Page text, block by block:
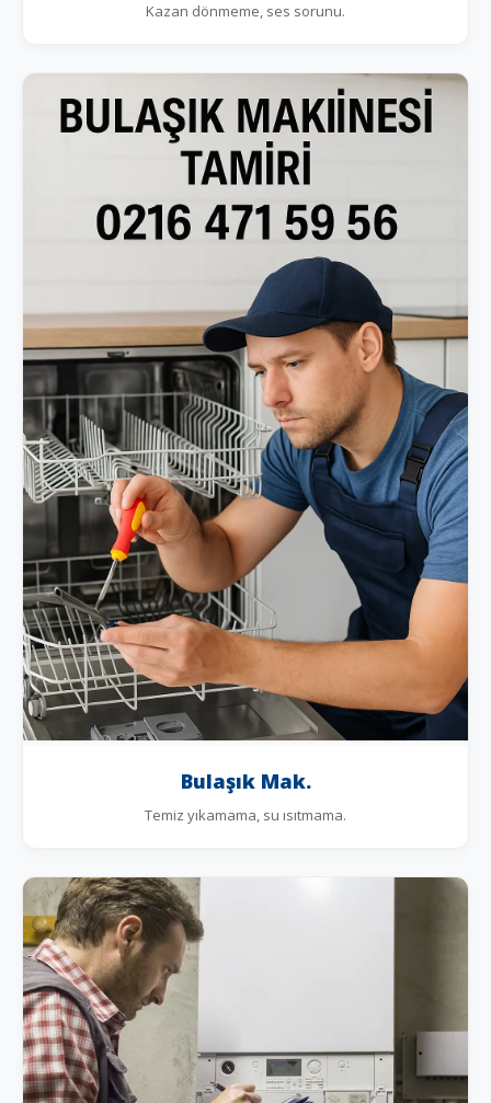
Kazan dönmeme, ses sorunu.
Bulaşık Mak.
Temiz yıkamama, su ısıtmama.